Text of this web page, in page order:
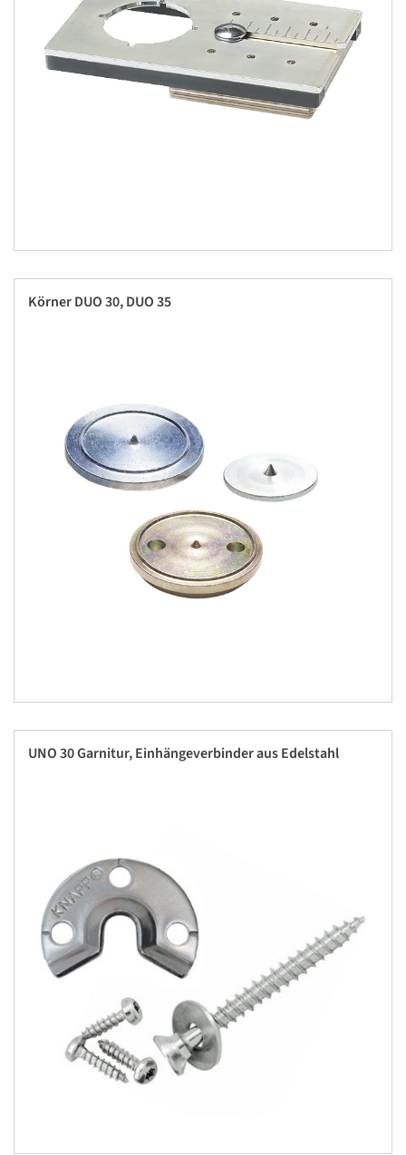
Körner DUO 30, DUO 35
UNO 30 Garnitur, Einhängeverbinder aus Edelstahl